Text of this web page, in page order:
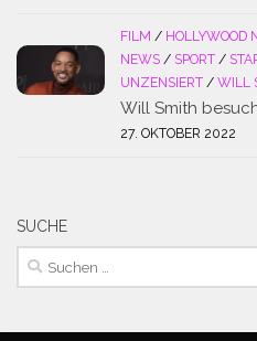
FILM / HOLLYWOOD
NEWS / SPORT /
UNZENSIERT / WILL
Will Smith
27. OKTOBER 2022
SUCHE
Suchen
nach: